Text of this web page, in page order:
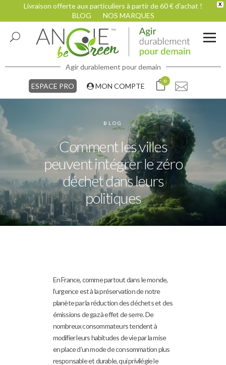
X
Livraison offerte aux particuliers à partir de 60 € d'achat !
BLOG
NOS MARQUES
Agir durablement pour demain
ESPACE PRO MON COMPTE
0
BLOG
Comment les villes
peuvent intégrer le zéro
déchet dans leurs
politiques
En France, comme partout dans le monde,
l’urgence est à la préservation de notre
planète par la réduction des déchets et des
émissions de gaz à effet de serre. De
nombreux consommateurs tendent à
modifier leurs habitudes de vie par la mise
en place d’un mode de consommation plus
responsable et durable, qui privilégie le